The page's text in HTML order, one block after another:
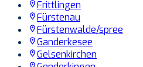
Frittlingen
Fürstenau
Fürstenwalde/spree
Ganderkesee
Gelsenkirchen